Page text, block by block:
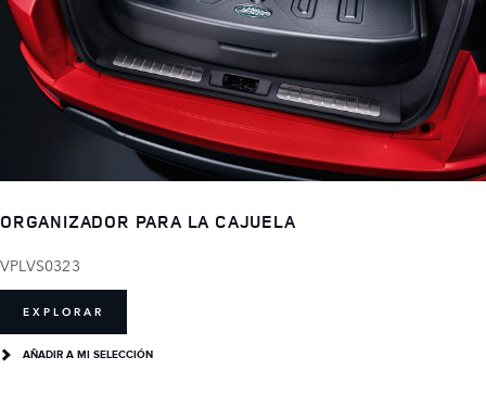
ORGANIZADOR PARA LA CAJUELA
VPLVS0323
EXPLORAR
AÑADIR A MI SELECCIÓN